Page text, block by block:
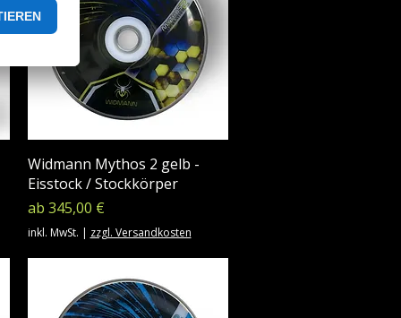
Widmann Mythos 2 gelb -
Eisstock / Stockkörper
ab 345,00 €
Sale-Preis
inkl. MwSt. | zzgl. Versandkosten